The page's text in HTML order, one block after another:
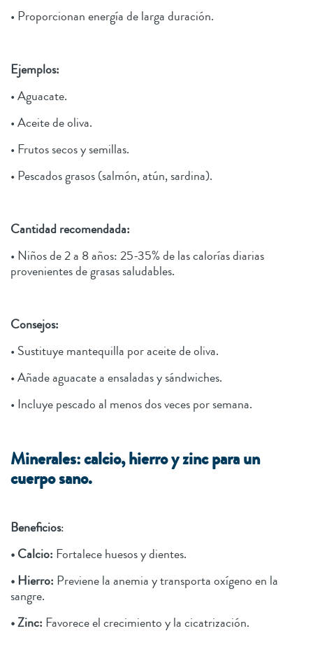
• Proporcionan energía de larga duración.
Ejemplos:
• Aguacate.
• Aceite de oliva.
• Frutos secos y semillas.
• Pescados grasos (salmón, atún, sardina).
Cantidad recomendada:
• Niños de 2 a 8 años: 25-35% de las calorías diarias
provenientes de grasas saludables.
Consejos:
• Sustituye mantequilla por aceite de oliva.
• Añade aguacate a ensaladas y sándwiches.
• Incluye pescado al menos dos veces por semana.
Minerales: calcio, hierro y zinc para un
cuerpo sano.
Beneficios:
• Calcio: Fortalece huesos y dientes.
• Hierro: Previene la anemia y transporta oxígeno en la
sangre.
• Zinc: Favorece el crecimiento y la cicatrización.